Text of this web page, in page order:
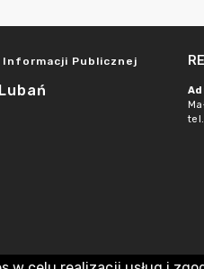
Publicznej